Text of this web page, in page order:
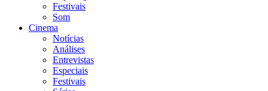
Festivais
Som
Cinema
Notícias
Análises
Entrevistas
Especiais
Festivais